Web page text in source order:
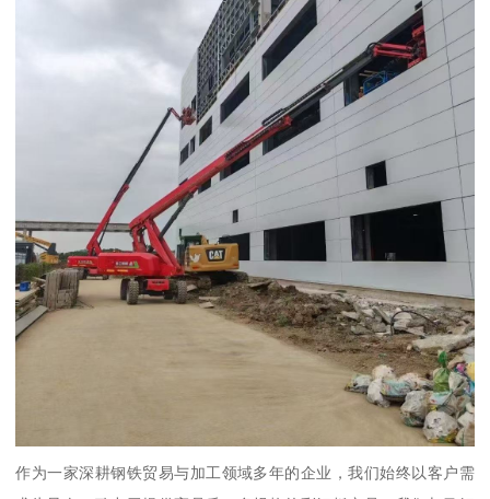
作为一家深耕钢铁贸易与加工领域多年的企业，我们始终以客户需